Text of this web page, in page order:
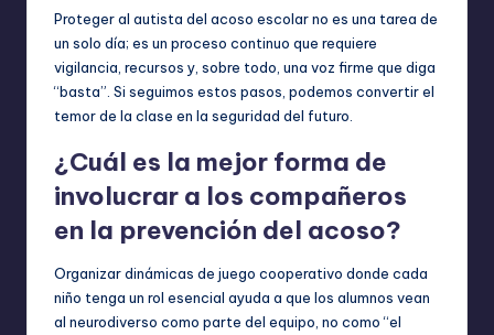
Proteger al autista del acoso escolar no es una tarea de
un solo día; es un proceso continuo que requiere
vigilancia, recursos y, sobre todo, una voz firme que diga
“basta”. Si seguimos estos pasos, podemos convertir el
temor de la clase en la seguridad del futuro.
¿Cuál es la mejor forma de
involucrar a los compañeros
en la prevención del acoso?
Organizar dinámicas de juego cooperativo donde cada
niño tenga un rol esencial ayuda a que los alumnos vean
al neurodiverso como parte del equipo, no como “el